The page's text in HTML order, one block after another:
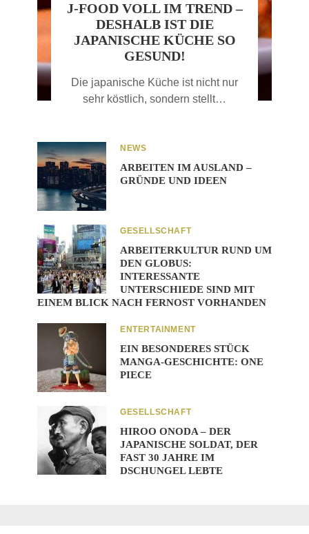
J-FOOD VOLL IM TREND –
DESHALB IST DIE
JAPANISCHE KÜCHE SO
GESUND!
Die japanische Küche ist nicht nur
sehr köstlich, sondern stellt…
NEWS
ARBEITEN IM AUSLAND –
GRÜNDE UND IDEEN
GESELLSCHAFT
ARBEITERKULTUR RUND UM
DEN GLOBUS:
INTERESSANTE
UNTERSCHIEDE SIND MIT
EINEM BLICK NACH FERNOST VORHANDEN
ENTERTAINMENT
EIN BESONDERES STÜCK
MANGA-GESCHICHTE: ONE
PIECE
GESELLSCHAFT
HIROO ONODA – DER
JAPANISCHE SOLDAT, DER
FAST 30 JAHRE IM
DSCHUNGEL LEBTE